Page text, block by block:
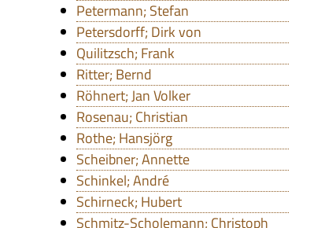
Petermann; Stefan
Petersdorff; Dirk von
Quilitzsch; Frank
Ritter; Bernd
Röhnert; Jan Volker
Rosenau; Christian
Rothe; Hansjörg
Scheibner; Annette
Schinkel; André
Schirneck; Hubert
Schmitz-Scholemann; Christoph